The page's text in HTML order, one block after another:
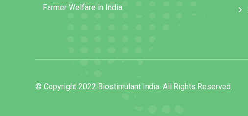
Farmer Welfare in India.
© Copyright 2022 Biostimulant India. All Rights Reserved.